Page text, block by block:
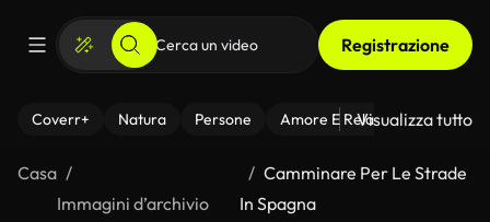
Registrazione
Coverr+ Natura Persone Amore E Relazioni Il
Visualizza tutto
Casa
Immagini d’archivio
Camminare Per Le Strade
In Spagna